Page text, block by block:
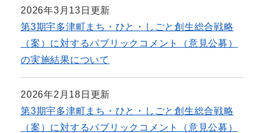
2026年3月13日更新
第3期宇多津町まち・ひと・しごと創生総合戦略
（案）に対するパブリックコメント（意見公募）
の実施結果について
2026年2月18日更新
第3期宇多津町まち・ひと・しごと創生総合戦略
（案）に対するパブリックコメント（意見公募）